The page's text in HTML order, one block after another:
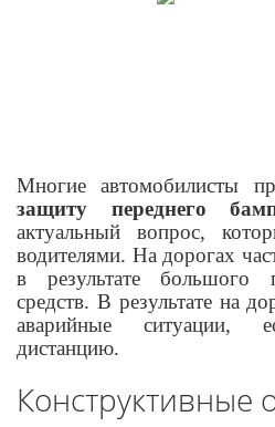
Многие автомобилисты
защиту переднего
актуальный вопрос,
водителями. На дорогах
в результате большого
средств. В результате на
аварийные ситуации,
дистанцию.
Конструктивные